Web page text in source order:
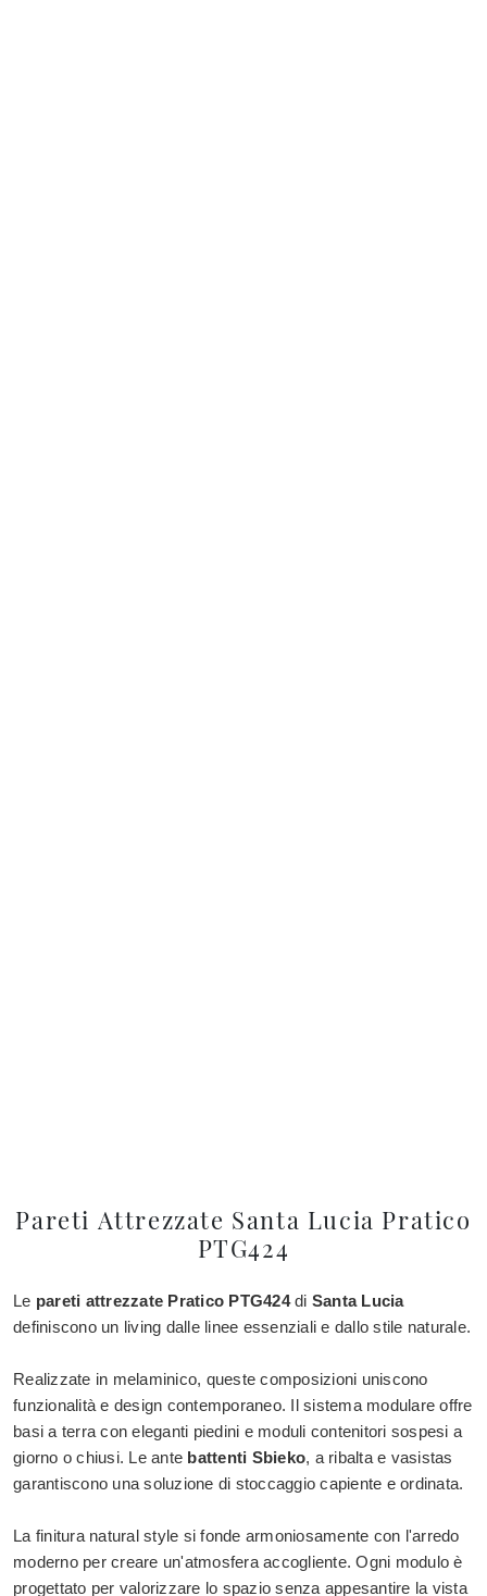
Pareti Attrezzate Santa Lucia Pratico
PTG424
Le pareti attrezzate Pratico PTG424di Santa Lucia
definiscono un living dalle linee essenziali e dallo stile naturale.
Realizzate in melaminico, queste composizioni uniscono
funzionalità e design contemporaneo. Il sistema modulare offre
basi a terra con eleganti piedini e moduli contenitori sospesi a
giorno o chiusi. Le ante battenti Sbieko, a ribalta e vasistas
garantiscono una soluzione di stoccaggio capiente e ordinata.
La finitura natural style si fonde armoniosamente con l'arredo
moderno per creare un'atmosfera accogliente. Ogni modulo è
progettato per valorizzare lo spazio senza appesantire la vista